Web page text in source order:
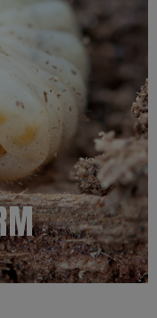
laatste waar u op zit
een verbouwing
wordt, waardoor
hoopjes met
u dat er houtworm
na de totale